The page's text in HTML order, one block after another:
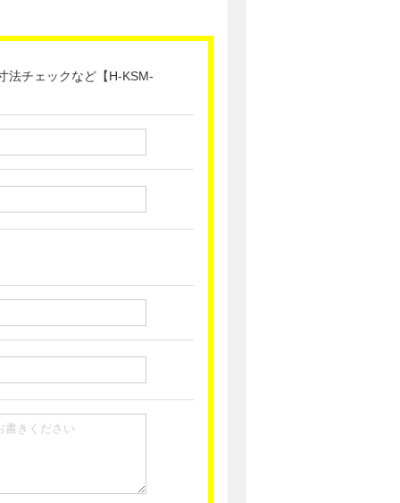
法チェックなど【H-KSM-